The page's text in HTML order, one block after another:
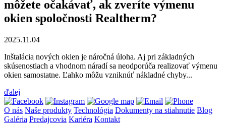
môžete očakávať, ak zveríte výmenu
okien spoločnosti Realtherm?
2025.11.04
Inštalácia nových okien je náročná úloha. Aj pri základných
skúsenostiach a vhodnom náradí sa neodporúča realizovať výmenu
okien samostatne. Ľahko môžu vzniknúť nákladné chyby...
ďalej
O nás Naše produkty Technológia Dokumenty na stiahnutie Blog
Galéria Predajcovia Kariéra Kontakt